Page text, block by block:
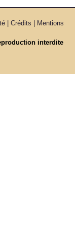
| Crédits | Mentions
interdite